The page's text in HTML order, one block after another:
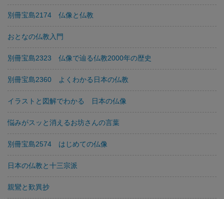
別冊宝島2174 仏像と仏教
おとなの仏教入門
別冊宝島2323 仏像で辿る仏教2000年の歴史
別冊宝島2360 よくわかる日本の仏教
イラストと図解でわかる 日本の仏像
悩みがスッと消えるお坊さんの言葉
別冊宝島2574 はじめての仏像
日本の仏教と十三宗派
親鸞と歎異抄